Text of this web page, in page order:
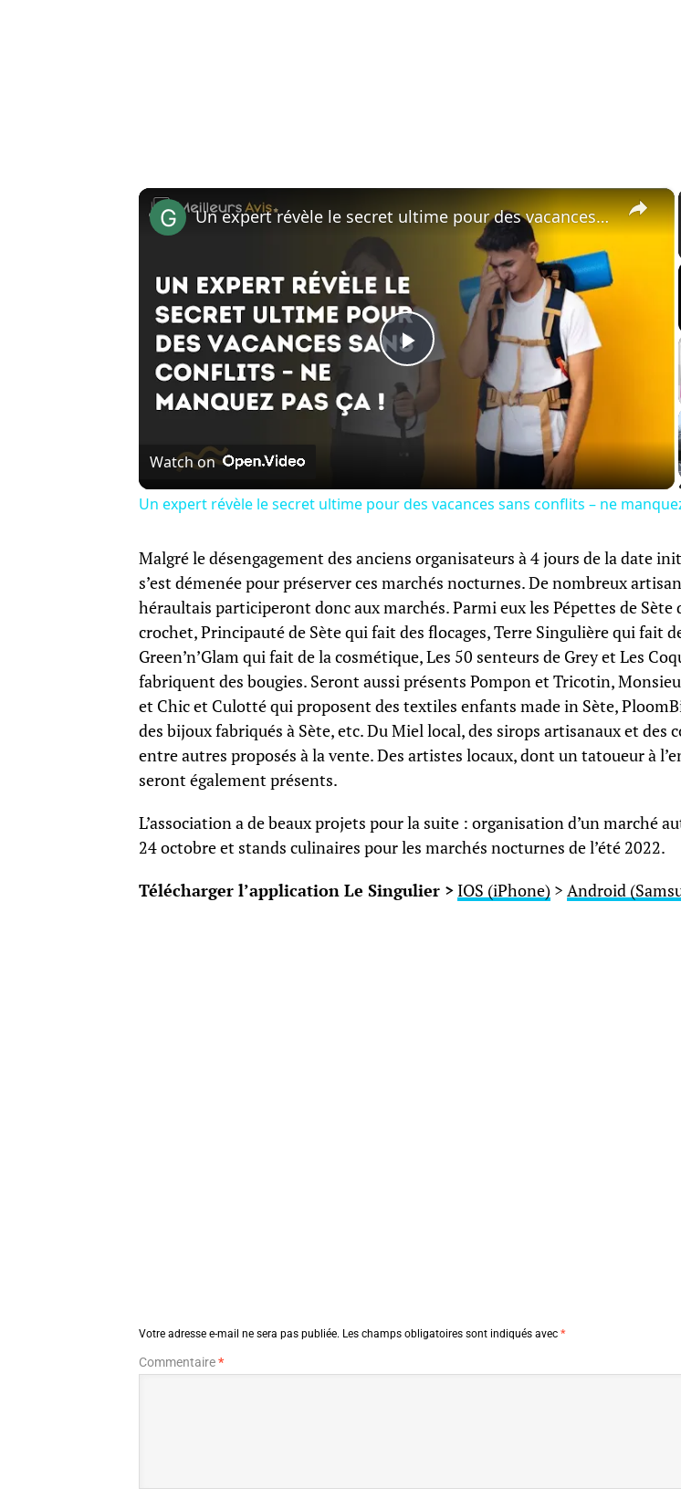
×
Play
Video
Un expert révèle le secret ultime pour des vacances sans conflits – ne manquez pas ça !
Watch on
Un expert révèle le secret ultime pour des vacances sans conflits – ne
Malgré le désengagement des anciens organisateurs à 4 jours de la date
s’est démenée pour préserver ces marchés nocturnes. De nombreux
héraultais participeront donc aux marchés. Parmi eux les Pépettes de Sète
crochet, Principauté de Sète qui fait des flocages, Terre Singulière qui fait
Green’n’Glam qui fait de la cosmétique, Les 50 senteurs de Grey et Les
fabriquent des bougies. Seront aussi présents Pompon et Tricotin,
et Chic et Culotté qui proposent des textiles enfants made in Sète,
des bijoux fabriqués à Sète, etc. Du Miel local, des sirops artisanaux et des
entre autres proposés à la vente. Des artistes locaux, dont un tatoueur à
seront également présents.
L’association a de beaux projets pour la suite : organisation d’un marché
24 octobre et stands culinaires pour les marchés nocturnes de l’été 2022.
Télécharger l’application Le Singulier > IOS (iPhone) > Android
Votre adresse e-mail ne sera pas publiée. Les champs obligatoires sont indiqués avec *
Commentaire*